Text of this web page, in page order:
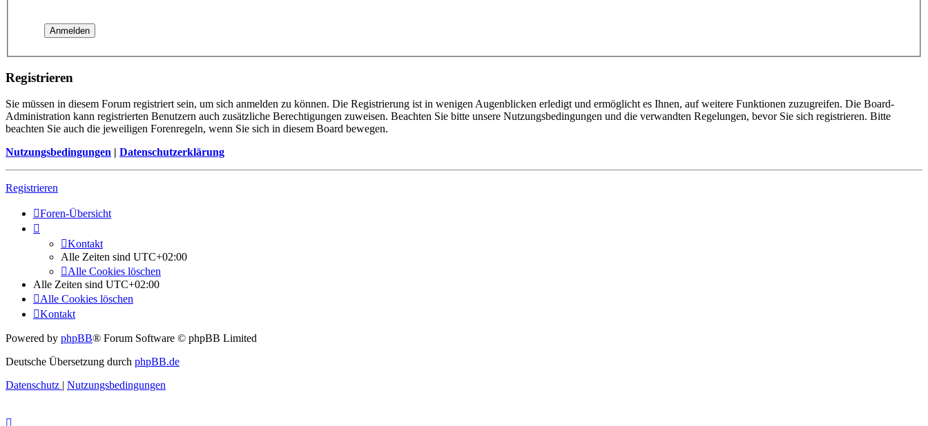
Registrieren
Sie müssen in diesem Forum registriert sein, um sich anmelden zu können. Die Registrierung ist in wenigen Augenblicken erledigt und ermöglicht es Ihnen, auf weitere Funktionen zuzugreifen. Die Board-
Administration kann registrierten Benutzern auch zusätzliche Berechtigungen zuweisen. Beachten Sie bitte unsere Nutzungsbedingungen und die verwandten Regelungen, bevor Sie sich registrieren. Bitte
beachten Sie auch die jeweiligen Forenregeln, wenn Sie sich in diesem Board bewegen.
Nutzungsbedingungen | Datenschutzerklärung
Registrieren
Foren-Übersicht
Kontakt
Alle Zeiten sind UTC+02:00
Alle Cookies löschen
Alle Zeiten sind UTC+02:00
Alle Cookies löschen
Kontakt
Powered by phpBB® Forum Software © phpBB Limited
Deutsche Übersetzung durch phpBB.de
Datenschutz | Nutzungsbedingungen